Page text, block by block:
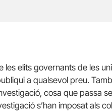
les elits governants de les
a qualsevol preu.
cosa que passa
s’han imposat als